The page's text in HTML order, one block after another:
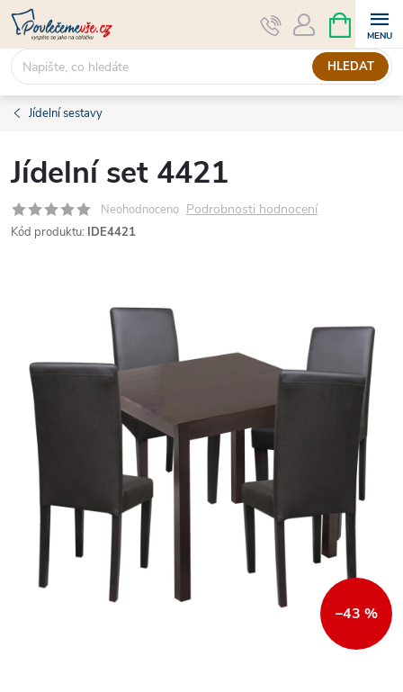
Přejít
obsah
HLEDAT
NÁKUPNÍ
KOŠÍK
Jídelní sestavy
Jídelní set 4421
Neohodnoceno Podrobnosti hodnocení
Kód produktu: IDE4421
–43 %